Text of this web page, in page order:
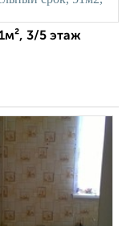
3/5 этаж